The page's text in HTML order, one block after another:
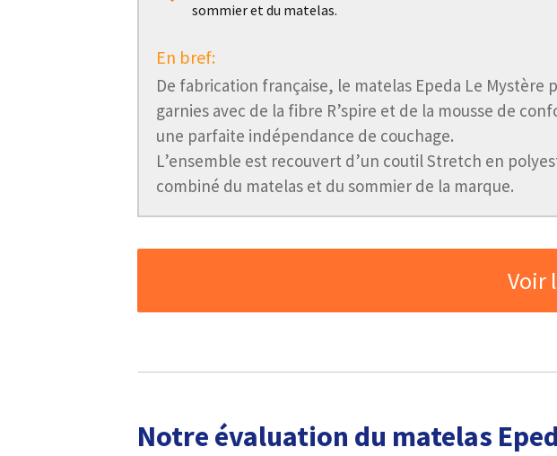
sommier et du matelas.
En bref:
De fabrication française, le matelas Epeda Le Mystère
garnies avec de la fibre R’spire et de la mousse de
une parfaite indépendance de couchage.
L’ensemble est recouvert d’un coutil Stretch en
combiné du matelas et du sommier de la marque.
Voir
Notre évaluation du matelas